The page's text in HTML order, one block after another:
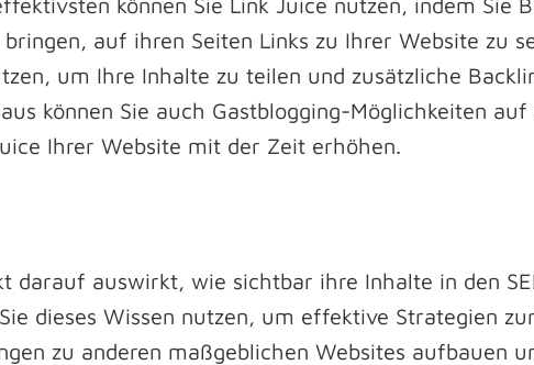
auf ihren Seiten Links zu Ihrer Website zu
um Ihre Inhalte zu teilen und zusätzliche
können Sie auch Gastblogging-Möglichkeiten auf
Ihrer Website mit der Zeit erhöhen.
auswirkt, wie sichtbar ihre Inhalte in den
dieses Wissen nutzen, um effektive Strategien
zu anderen maßgeblichen Websites aufbauen